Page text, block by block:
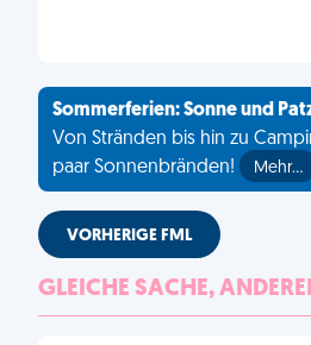
Sommerferien: Sonne und
Von Stränden bis hin zu
paar Sonnenbränden!
Mehr…
VORHERIGE FML
GLEICHE SACHE,